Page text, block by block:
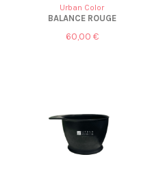
Urban Color
BALANCE ROUGE
60,00 €